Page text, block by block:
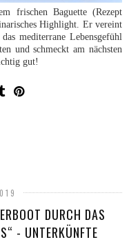
frischen Baguette (Rezept
Highlight. Er vereint
mediterrane Lebensgefühl
und schmeckt am nächsten
gut!
DURCH DAS
- UNTERKÜNFTE